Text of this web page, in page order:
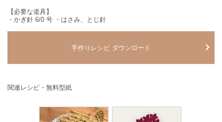
【必要な道具】
・かぎ針 6/0 号 ・はさみ、とじ針
手作りレシピ ダウンロード
関連レシピ・無料型紙